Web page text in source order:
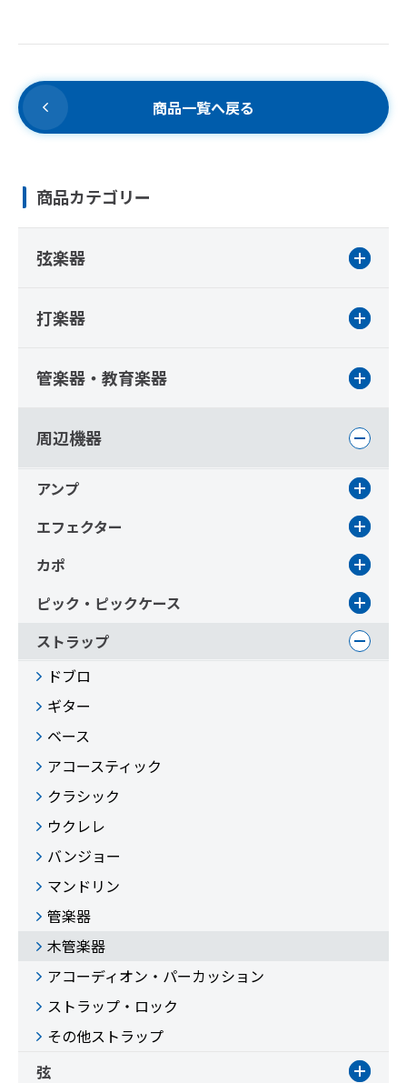
商品一覧へ戻る
商品カテゴリー
弦楽器
打楽器
管楽器・教育楽器
周辺機器
アンプ
エフェクター
カポ
ピック・ピックケース
ストラップ
ドブロ
ギター
ベース
アコースティック
クラシック
ウクレレ
バンジョー
マンドリン
管楽器
木管楽器
アコーディオン・パーカッション
ストラップ・ロック
その他ストラップ
弦